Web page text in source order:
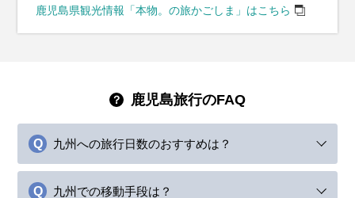
鹿児島県観光情報「本物。の旅かごしま」はこちら
鹿児島旅行のFAQ
九州への旅行日数のおすすめは？
九州での移動手段は？